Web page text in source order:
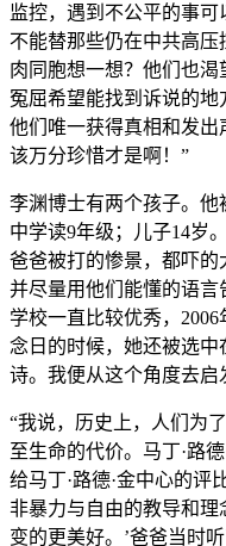
监控，遇到不公平的事
不能替那些仍在中共高压
肉同胞想一想？他们也
冤屈希望能找到诉说的
他们唯一获得真相和发
该万分珍惜才是啊！”
李渊博士有两个孩子。
中学读9年级；儿子14岁
爸爸被打的惨景，都吓的
并尽量用他们能懂的语言
学校一直比较优秀，2006
念日的时候，她还被选中
诗。我便从这个角度去启
“我说，历史上，人们为
至生命的代价。马丁·路
给马丁·路德·金中心的评
非暴力与自由的教导和
变的更美好。’爸爸当时